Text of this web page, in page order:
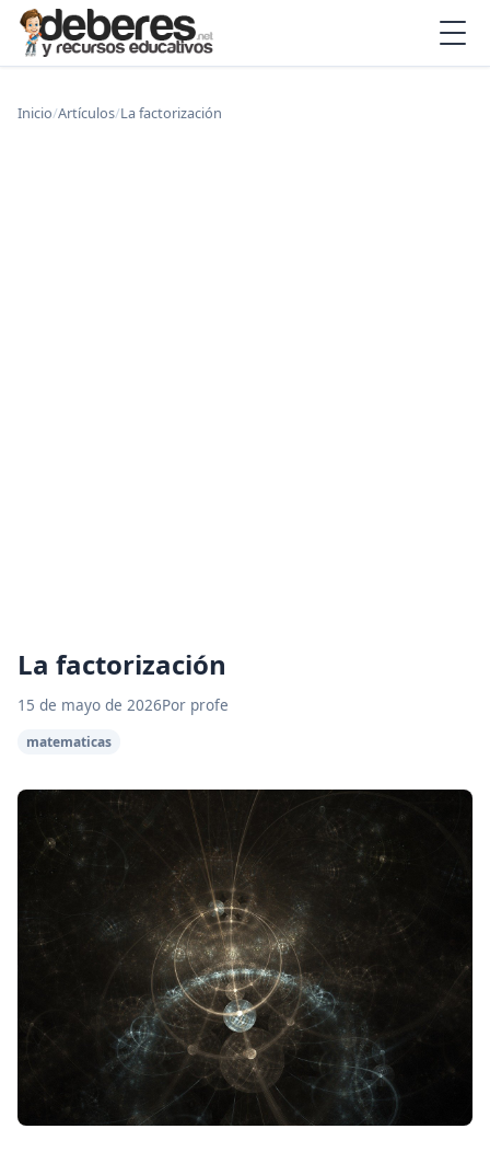
Inicio/Artículos/La factorización
La factorización
15 de mayo de 2026Por profe
matematicas